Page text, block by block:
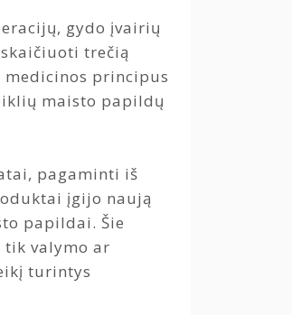
gydo įvairių
trečią
principus
maisto papildų
pagaminti iš
įgijo naują
papildai. Šie
valymo ar
turintys